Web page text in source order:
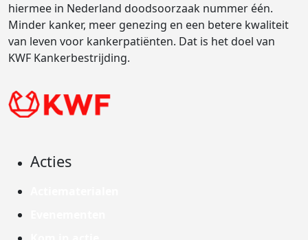
hiermee in Nederland doodsoorzaak nummer één.
Minder kanker, meer genezing en een betere kwaliteit
van leven voor kankerpatiënten. Dat is het doel van
KWF Kankerbestrijding.
Acties